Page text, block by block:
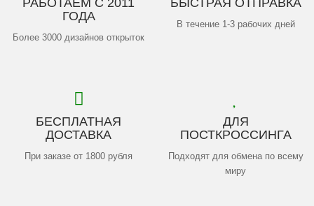
РАБОТАЕМ С 2011
ГОДА
Более 3000 дизайнов открыток
БЫСТРАЯ ОТПРАВКА
В течение 1-3 рабочих дней
БЕСПЛАТНАЯ
ДОСТАВКА
При заказе от 1800 рубля
ДЛЯ
ПОСТКРОССИНГА
Подходят для обмена по всему
миру